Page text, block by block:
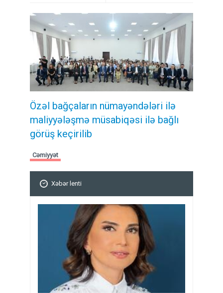
Özəl bağçaların nümayəndələri ilə
maliyyələşmə müsabiqəsi ilə bağlı
görüş keçirilib
Cəmiyyət
Xəbər lenti